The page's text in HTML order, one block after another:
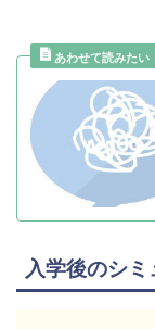
入学後のシ